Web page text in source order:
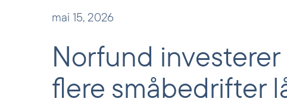
mai 15, 2026
Norfund investerer
flere småbedrifter